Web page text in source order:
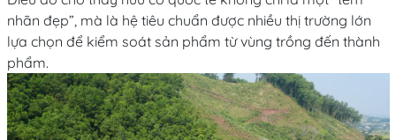
nhãn đẹp”, mà là hệ tiêu chuẩn được nhiều thị trường lớn
lựa chọn để kiểm soát sản phẩm từ vùng trồng đến thành
phẩm.